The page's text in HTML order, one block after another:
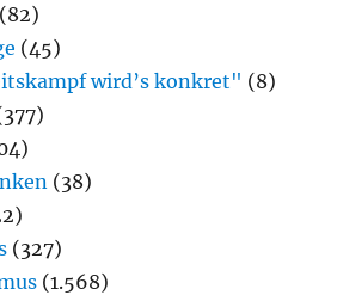
(82)
(45)
wird’s konkret" (8)
(38)
(327)
(1.568)